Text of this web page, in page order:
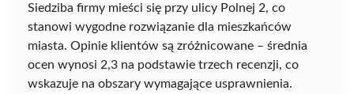
Siedziba firmy mieści się przy ulicy Polnej 2, co
stanowi wygodne rozwiązanie dla mieszkańców
miasta. Opinie klientów są zróżnicowane – średnia
ocen wynosi 2,3 na podstawie trzech recenzji, co
wskazuje na obszary wymagające usprawnienia.